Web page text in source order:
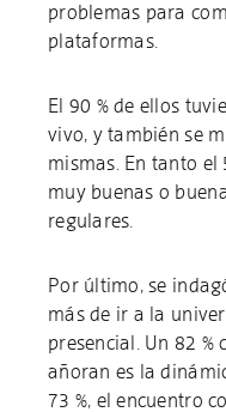
problemas para
plataformas.
El 90 % de ellos
vivo, y también se
mismas. En tanto el
muy buenas o
regulares.
Por último, se
más de ir a la
presencial. Un 82 %
añoran es la
73 %, el encuentro